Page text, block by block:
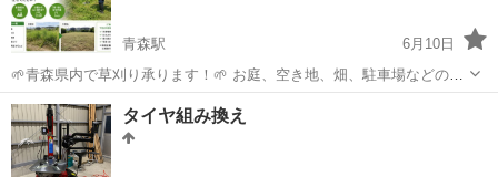
青森駅
6月10日
🌱青森県内で草刈り承ります！🌱 お庭、空き地、畑、駐車場などの草
刈りでお困りではありませんか？ 「忙しくて時間がない」 「草が伸び
すぎて手が付けられない」 「高齢で作業が大変」 そんな方はお気軽に
ご相談ください！ ✅...
青森 青森市 青森駅 その他
タイヤ組み換え